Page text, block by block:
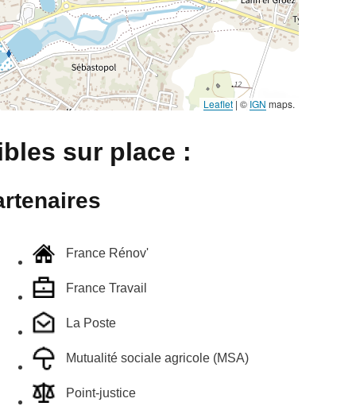
Leaflet | © IGN maps.
sur place :
France Rénov'
France Travail
La Poste
Mutualité sociale agricole (MSA)
Point-justice